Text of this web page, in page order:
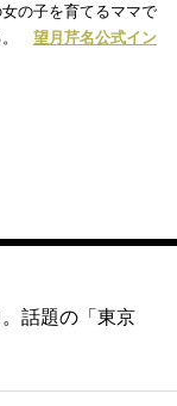
の子を育てるママで
望月芹名公式イン
話題の「東京